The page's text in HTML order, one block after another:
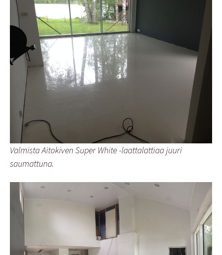
Valmista Aitokiven Super White -laattalattiaa juuri
saumattuna.